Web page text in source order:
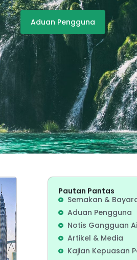
Aduan Pengguna
Pautan Pantas
Semakan &
Aduan Pengguna
Notis Gangguan
Artikel & Media
Kajian Kepuasan